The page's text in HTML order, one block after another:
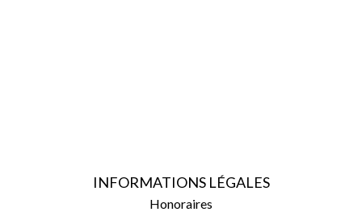
INFORMATIONS LÉGALES
Honoraires